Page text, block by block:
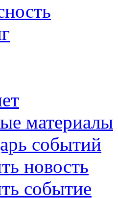
материалы
событий
новость
событие